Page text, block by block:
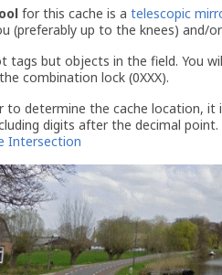
for this cache is a telescopic
(preferably up to the knees) and/
tags but objects in the field. You
combination lock (0XXX).
to determine the cache location, it
digits after the decimal
Intersection